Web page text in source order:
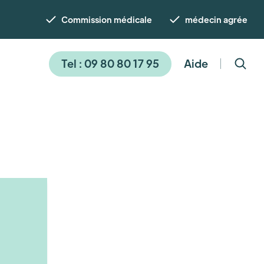
Commission médicale médecin agrée
Tel : 09 80 80 17 95 Aide